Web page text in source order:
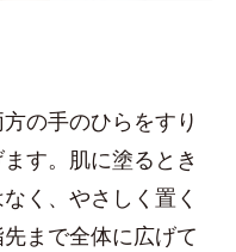
の手のひらをすり
す。肌に塗るとき
く、やさしく置く
まで全体に広げて